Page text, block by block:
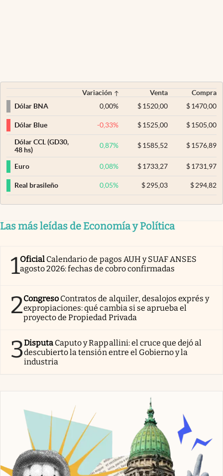
Variación Venta
Compra
Dólar BNA
0,00% $ 1520,00 $1470,00
Dólar Blue -0,33% $ 1525,00 $1505,00
Dólar CCL (GD30,
48 hs)
0,87% $ 1585,52 $1576,89
Euro 0,08% $ 1733,27 $1731,97
Real brasileño 0,05% $ 295,03 $294,82
Las más leídas de Economía y Política
1Oficial Calendario de pagos AUH y SUAF ANSES
agosto 2026: fechas de cobro confirmadas
2Congreso Contratos de alquiler, desalojos exprés y
expropiaciones: qué cambia si se aprueba el
proyecto de Propiedad Privada
3Disputa Caputo y Rappallini: el cruce que dejó al
descubierto la tensión entre el Gobierno y la
industria